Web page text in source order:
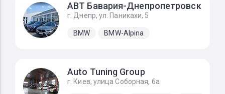
АВТ Бавария-Днепропетровск
г. Днепр, ул. Паникахи, 5
BMW BMW-Alpina
Auto Tuning Group
г. Киев, улица Соборная, 6а